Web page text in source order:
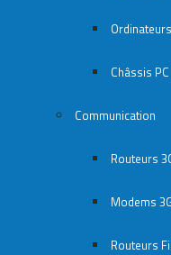
Châssis
Communication
Routeurs
Modems
Routeurs